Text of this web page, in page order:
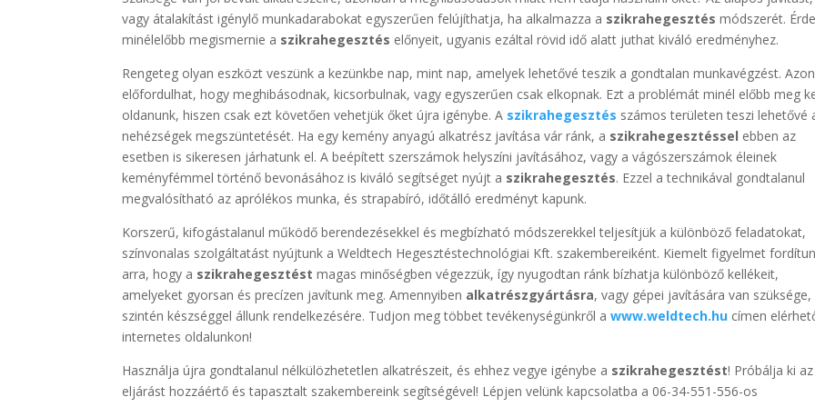
vagy átalakítást igénylő munkadarabokat egyszerűen felújíthatja, ha alkalmazza a szikrahegesztés módszerét.
minélelőbb megismernie a szikrahegesztés előnyeit, ugyanis ezáltal rövid idő alatt juthat kiváló eredményhez.
Rengeteg olyan eszközt veszünk a kezünkbe nap, mint nap, amelyek lehetővé teszik a gondtalan munkavégzést.
előfordulhat, hogy meghibásodnak, kicsorbulnak, vagy egyszerűen csak elkopnak. Ezt a problémát minél előbb meg
oldanunk, hiszen csak ezt követően vehetjük őket újra igénybe. A szikrahegesztés számos területen teszi lehetővé
nehézségek megszüntetését. Ha egy kemény anyagú alkatrész javítása vár ránk, a szikrahegesztéssel ebben az
esetben is sikeresen járhatunk el. A beépített szerszámok helyszíni javításához, vagy a vágószerszámok éleinek
keményfémmel történő bevonásához is kiváló segítséget nyújt a szikrahegesztés. Ezzel a technikával gondtalanul
megvalósítható az aprólékos munka, és strapabíró, időtálló eredményt kapunk.
Korszerű, kifogástalanul működő berendezésekkel és megbízható módszerekkel teljesítjük a különböző feladatokat,
színvonalas szolgáltatást nyújtunk a Weldtech Hegesztéstechnológiai Kft. szakembereiként. Kiemelt figyelmet
arra, hogy a szikrahegesztést magas minőségben végezzük, így nyugodtan ránk bízhatja különböző kellékeit,
amelyeket gyorsan és precízen javítunk meg. Amennyiben alkatrészgyártásra, vagy gépei javítására van szüksége,
szintén készséggel állunk rendelkezésére. Tudjon meg többet tevékenységünkről awww.weldtech.hu címen
internetes oldalunkon!
Használja újra gondtalanul nélkülözhetetlen alkatrészeit, és ehhez vegye igénybe a szikrahegesztést! Próbálja ki az
eljárást hozzáértő és tapasztalt szakembereink segítségével! Lépjen velünk kapcsolatba a 06-34-551-556-os